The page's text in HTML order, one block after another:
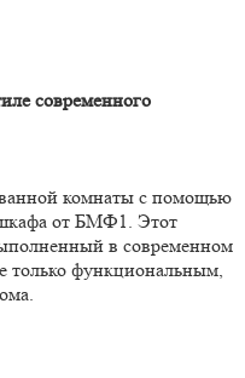
современного
комнаты с помощью
шкафа от БМФ1. Этот
в современном
только функциональным,